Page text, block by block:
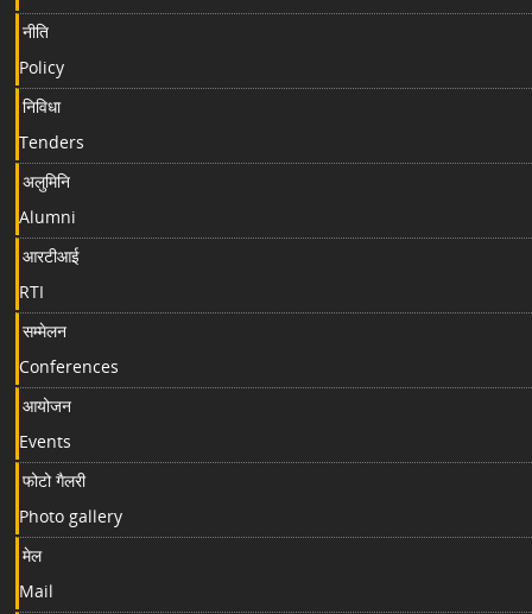
नीति
Policy
निविधा
Tenders
अलुमिनि
Alumni
आरटीआई
RTI
सम्मेलन
Conferences
आयोजन
Events
फोटो गैलरी
Photo gallery
मेल
Mail